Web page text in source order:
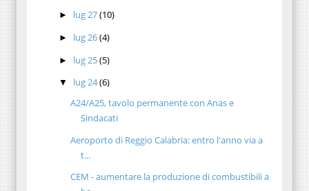
► lug 27(10)
► lug 26(4)
► lug 25(5)
▼ lug 24(6)
A24/A25, tavolo permanente con Anas e
Sindacati
Aeroporto di Reggio Calabria: entro l'anno via a
t...
CEM - aumentare la produzione di combustibili a